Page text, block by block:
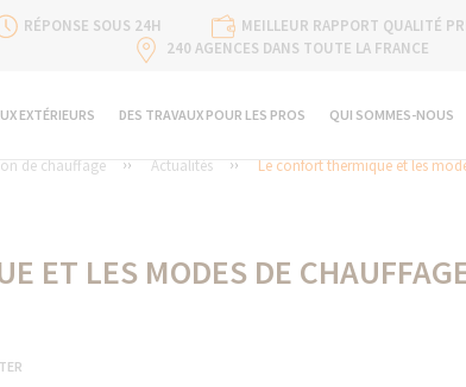
RÉPONSE SOUS 24H MEILLEUR RAPPORT QUALITÉ
240 AGENCES DANS TOUTE LA FRANCE
EXTÉRIEURS DES TRAVAUX POUR LES PROS QUI SOMMES-NOUS
de chauffage Actualités Le confort thermique et les
ET LES MODES DE